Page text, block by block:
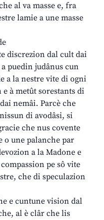
al va masse e, fra
lamie a une masse
discrezion dal cult dai
puedin judânus cun
a la nestre vite di ogni
à metût sorestants di
nemâi. Parcè che
di avodâsi, si
che nus covente
o une palanche par
a la Madone e
pe sô vite
che di speculazion
e cuntune vision dal
al è clâr che lis